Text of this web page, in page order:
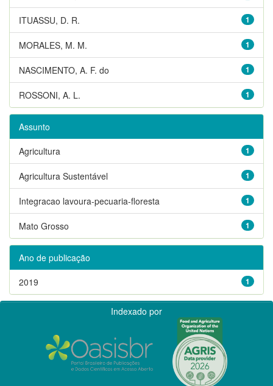
1
ITUASSU, D. R.
1
MORALES, M. M.
1
NASCIMENTO, A. F. do
1
ROSSONI, A. L.
Assunto
1
Agricultura
1
Agricultura Sustentável
1
Integracao lavoura-pecuaria-floresta
1
Mato Grosso
Ano de publicação
1
2019
Indexado por